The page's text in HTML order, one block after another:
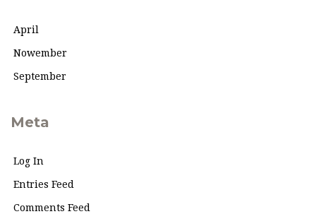
April
Nowember
September
Meta
Log In
Entries Feed
Comments Feed